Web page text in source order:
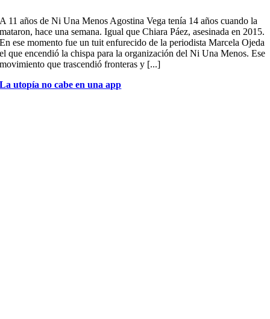
A 11 años de Ni Una Menos Agostina Vega tenía 14 años cuando la
mataron, hace una semana. Igual que Chiara Páez, asesinada en 2015.
En ese momento fue un tuit enfurecido de la periodista Marcela Ojeda
el que encendió la chispa para la organización del Ni Una Menos. Ese
movimiento que trascendió fronteras y [...]
La utopía no cabe en una app